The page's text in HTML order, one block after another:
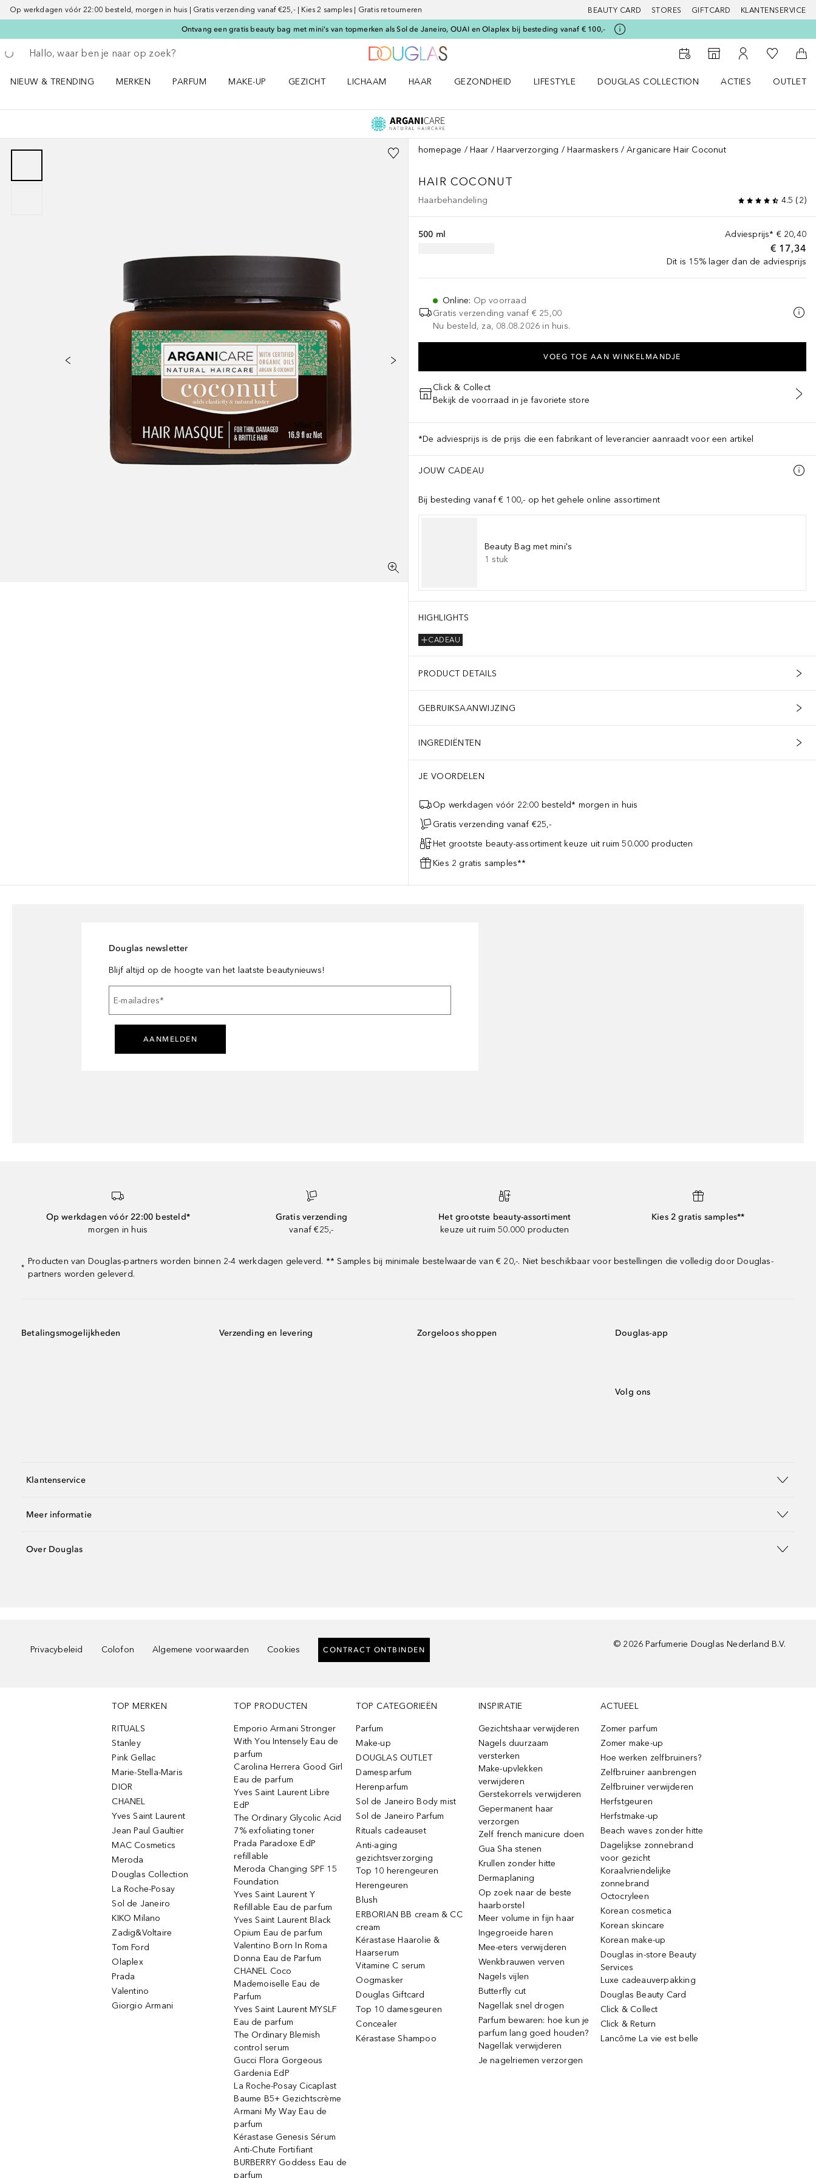
Op werkdagen vóór 22:00 besteld, morgen in huis | Gratis verzending vanaf €25,- | Kies 2 samples | Gratis retourneren BEAUTY CARD STORES GIFTCARD KLANTENSERVICE
Ontvang een gratis beauty bag met mini's van topmerken als Sol de Janeiro, OUAI en Olaplex bij besteding vanaf € 100,-
Ga terug
Zoekopdracht uitvoeren
Naar StorefinderNaar Mijn Account
Naar Mijn
NIEUW & TRENDING
MERKEN
PARFUM
MAKE-UP
GEZICHT
LICHAAM
HAAR
GEZONDHEID
LIFESTYLE
DOUGLAS COLLECTION
ACTIES
OUTLET
homepage Haar Haarverzorging Haarmaskers Arganicare Hair Coconut
HAIR COCONUT
Haarbehandeling 4.5 (2)
Adviesprijs* € 20,40
€ 17,34
Dit is 15% lager dan de adviesprijs
500 ml
Online: Op voorraad
Gratis verzending vanaf € 25,00
Nu besteld, za, 08.08.2026 in huis.
VOEG TOE AAN WINKELMANDJE
Click & Collect
Bekijk de voorraad in je favoriete store
*De adviesprijs is de prijs die een fabrikant of leverancier aanraadt voor een artikel
JOUW CADEAU
Bij besteding vanaf € 100,- op het gehele online assortiment
Beauty Bag met mini's
1 stuk
HIGHLIGHTS
CADEAU
PRODUCT DETAILS
GEBRUIKSAANWIJZING
INGREDIËNTEN
JE VOORDELEN
Op werkdagen vóór 22:00 besteld* morgen in huis
Gratis verzending vanaf €25,-
Het grootste beauty-assortiment keuze uit ruim 50.000 producten
Kies 2 gratis samples**
Douglas newsletter
Blijf altijd op de hoogte van het laatste beautynieuws!
E-mailadres*
AANMELDEN
Op werkdagen vóór 22:00 besteld*
morgen in huis
Gratis verzending
vanaf €25,-
Het grootste beauty-assortiment
keuze uit ruim 50.000 producten
Kies 2 gratis samples**
*
Producten van Douglas-partners worden binnen 2-4 werkdagen geleverd. ** Samples bij minimale bestelwaarde van € 20,-. Niet beschikbaar voor bestellingen die volledig door Douglas-
partners worden geleverd.
Betalingsmogelijkheden Verzending en levering Zorgeloos shoppen Douglas-app
Volg ons
Klantenservice
Meer informatie
Over Douglas
Privacybeleid Colofon Algemene voorwaarden Cookies CONTRACT ONTBINDEN
© 2026 Parfumerie Douglas Nederland B.V.
TOP MERKEN
RITUALS
Stanley
Pink Gellac
Marie-Stella-Maris
DIOR
CHANEL
Yves Saint Laurent
Jean Paul Gaultier
MAC Cosmetics
Meroda
Douglas Collection
La Roche-Posay
Sol de Janeiro
KIKO Milano
Zadig&Voltaire
Tom Ford
Olaplex
Prada
Valentino
Giorgio Armani
TOP PRODUCTEN
Emporio Armani Stronger
With You Intensely Eau de
parfum
Carolina Herrera Good Girl
Eau de parfum
Yves Saint Laurent Libre
EdP
The Ordinary Glycolic Acid
7% exfoliating toner
Prada Paradoxe EdP
refillable
Meroda Changing SPF 15
Foundation
Yves Saint Laurent Y
Refillable Eau de parfum
Yves Saint Laurent Black
Opium Eau de parfum
Valentino Born In Roma
Donna Eau de Parfum
CHANEL Coco
Mademoiselle Eau de
Parfum
Yves Saint Laurent MYSLF
Eau de parfum
The Ordinary Blemish
control serum
Gucci Flora Gorgeous
Gardenia EdP
La Roche-Posay Cicaplast
Baume B5+ Gezichtscrème
Armani My Way Eau de
parfum
Kérastase Genesis Sérum
Anti-Chute Fortifiant
BURBERRY Goddess Eau de
parfum
TOP CATEGORIEËN
Parfum
Make-up
DOUGLAS OUTLET
Damesparfum
Herenparfum
Sol de Janeiro Body mist
Sol de Janeiro Parfum
Rituals cadeauset
Anti-aging
gezichtsverzorging
Top 10 herengeuren
Herengeuren
Blush
ERBORIAN BB cream & CC
cream
Kérastase Haarolie &
Haarserum
Vitamine C serum
Oogmasker
Douglas Giftcard
Top 10 damesgeuren
Concealer
Kérastase Shampoo
INSPIRATIE
Gezichtshaar verwijderen
Nagels duurzaam
versterken
Make-upvlekken
verwijderen
Gerstekorrels verwijderen
Gepermanent haar
verzorgen
Zelf french manicure doen
Gua Sha stenen
Krullen zonder hitte
Dermaplaning
Op zoek naar de beste
haarborstel
Meer volume in fijn haar
Ingegroeide haren
Mee-eters verwijderen
Wenkbrauwen verven
Nagels vijlen
Butterfly cut
Nagellak snel drogen
Parfum bewaren: hoe kun je
parfum lang goed houden?
Nagellak verwijderen
Je nagelriemen verzorgen
ACTUEEL
Zomer parfum
Zomer make-up
Hoe werken zelfbruiners?
Zelfbruiner aanbrengen
Zelfbruiner verwijderen
Herfstgeuren
Herfstmake-up
Beach waves zonder hitte
Dagelijkse zonnebrand
voor gezicht
Koraalvriendelijke
zonnebrand
Octocryleen
Korean cosmetica
Korean skincare
Korean make-up
Douglas in-store Beauty
Services
Luxe cadeauverpakking
Douglas Beauty Card
Click & Collect
Click & Return
Lancôme La vie est belle